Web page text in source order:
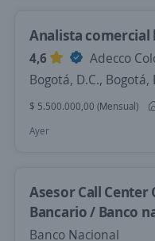
Analista comercial
4,6
Adecco
Bogotá, D.C., Bogotá,
$ 5.500.000,00 (Mensual)
Ayer
Asesor Call
Bancario / Banco
Banco Nacional